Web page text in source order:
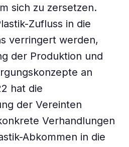
sich zu zersetzen.
Zufluss in die
verringert werden,
der Produktion und
an
hat die
der Vereinten
Verhandlungen
Abkommen in die